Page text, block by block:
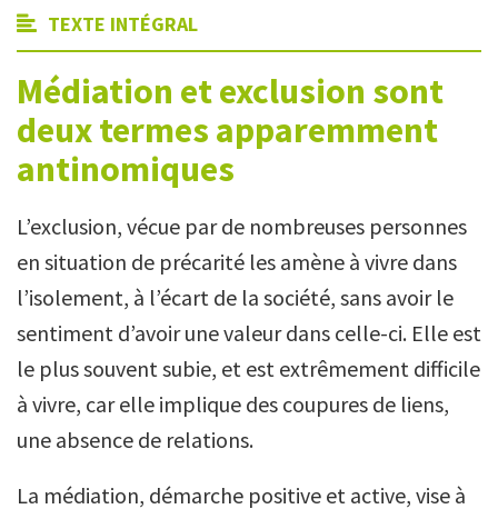
TEXTE INTÉGRAL
Médiation et exclusion sont
deux termes apparemment
antinomiques
L’exclusion, vécue par de nombreuses personnes
en situation de précarité les amène à vivre dans
l’isolement, à l’écart de la société, sans avoir le
sentiment d’avoir une valeur dans celle-ci. Elle est
le plus souvent subie, et est extrêmement difficile
à vivre, car elle implique des coupures de liens,
une absence de relations.
La médiation, démarche positive et active, vise à